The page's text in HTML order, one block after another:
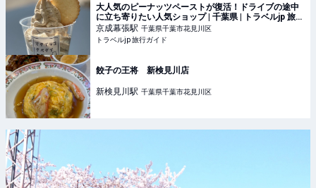
大人気のピーナッツペーストが復活！ドライブの途中
に立ち寄りたい人気ショップ | 千葉県 | トラベルjp 旅行
ガイド
京成幕張駅 千葉県千葉市花見川区
トラベルjp 旅行ガイド
餃子の王将 新検見川店
新検見川駅 千葉県千葉市花見川区